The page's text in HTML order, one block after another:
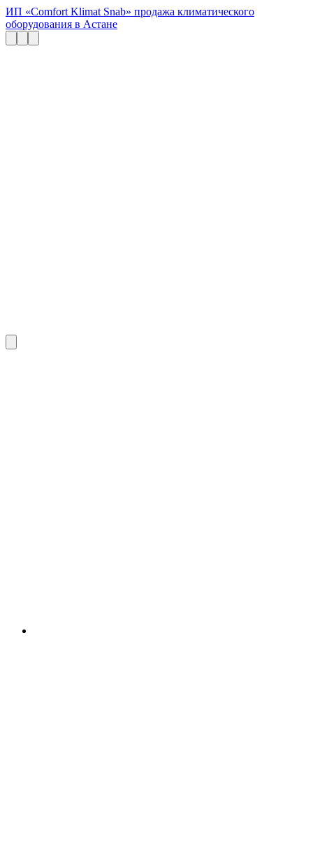
ИП «Comfort Klimat Snab» продажа климатического
оборудования в Астане